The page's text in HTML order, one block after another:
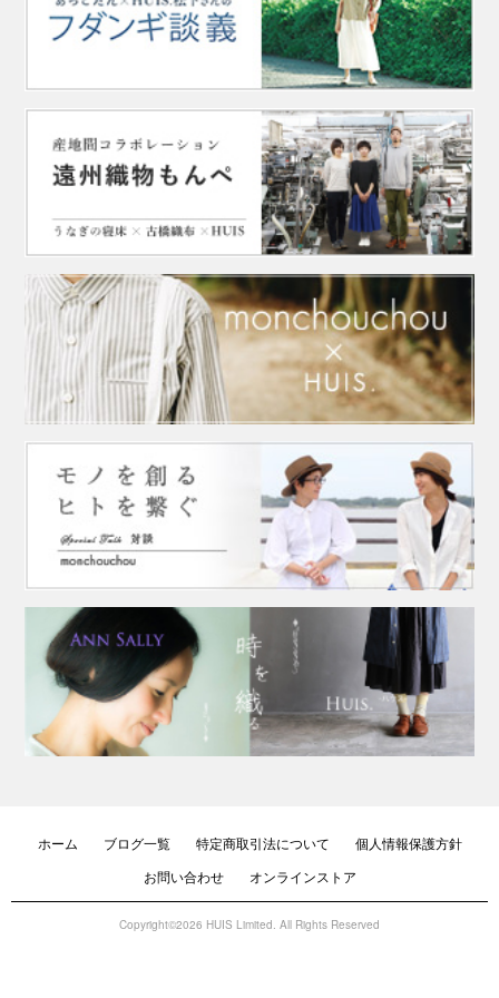
ホーム ブログ一覧 特定商取引法について
個人情報保護方針
お問い合わせ
オンラインストア
Copyright©2026 HUIS Limited. All Rights Reserved